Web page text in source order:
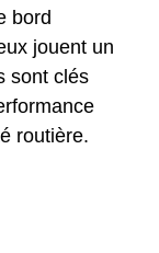
bord
jouent un
sont clés
routière.